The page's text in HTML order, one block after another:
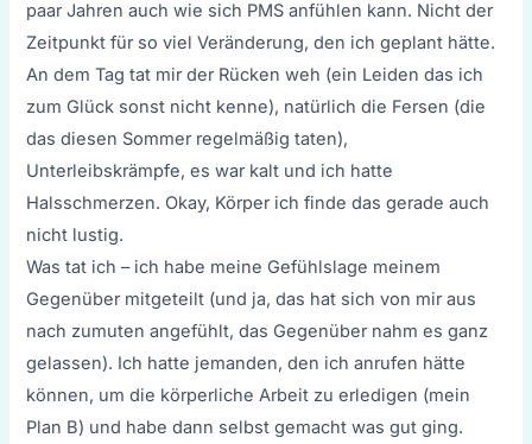
paar Jahren auch wie sich PMS anfühlen kann. Nicht der
Zeitpunkt für so viel Veränderung, den ich geplant hätte.
An dem Tag tat mir der Rücken weh (ein Leiden das ich
zum Glück sonst nicht kenne), natürlich die Fersen (die
das diesen Sommer regelmäßig taten),
Unterleibskrämpfe, es war kalt und ich hatte
Halsschmerzen. Okay, Körper ich finde das gerade auch
nicht lustig.
Was tat ich – ich habe meine Gefühlslage meinem
Gegenüber mitgeteilt (und ja, das hat sich von mir aus
nach zumuten angefühlt, das Gegenüber nahm es ganz
gelassen). Ich hatte jemanden, den ich anrufen hätte
können, um die körperliche Arbeit zu erledigen (mein
Plan B) und habe dann selbst gemacht was gut ging.